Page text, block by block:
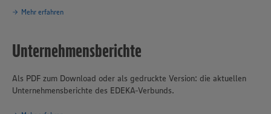
Mehr erfahren
Unternehmensberichte
Als PDF zum Download oder als gedruckte Version: die aktuellen
Unternehmensberichte des EDEKA-Verbunds.